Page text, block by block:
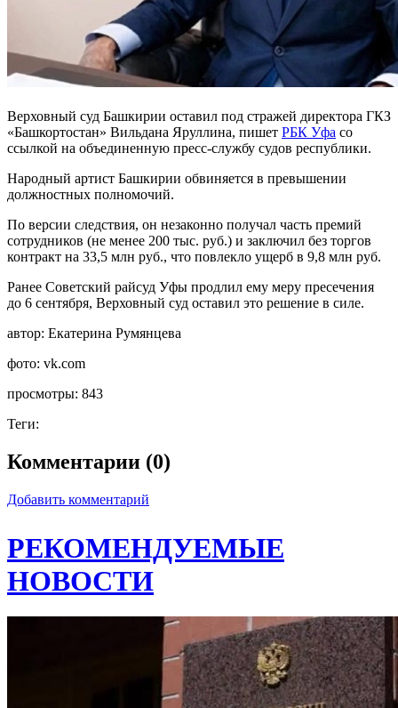
Верховный суд Башкирии оставил под стражей директора ГКЗ
«Башкортостан» Вильдана Яруллина, пишет РБК Уфа со
ссылкой на объединенную пресс-службу судов республики.
Народный артист Башкирии обвиняется в превышении
должностных полномочий.
По версии следствия, он незаконно получал часть премий
сотрудников (не менее 200 тыс. руб.) и заключил без торгов
контракт на 33,5 млн руб., что повлекло ущерб в 9,8 млн руб.
Ранее Советский райсуд Уфы продлил ему меру пресечения
до 6 сентября, Верховный суд оставил это решение в силе.
автор: Екатерина Румянцева
фото: vk.com
просмотры: 843
Теги:
Комментарии (0)
Добавить комментарий
РЕКОМЕНДУЕМЫЕ
НОВОСТИ